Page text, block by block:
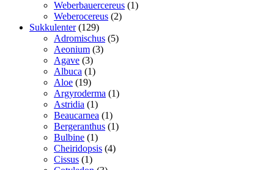
varer
Weberbauercereus 11
Weberocereus 22
Sukkulenter 129129
varer
Adromischus 55
Aeonium 33
Agave 33
varer
Albuca 11
Aloe 1919
varer
Argyroderma 11
Astridia 11
vare
Beaucarnea 11
vare
Bergeranthus 11
Bulbine 11
vare
Cheiridopsis 44
Cissus 11